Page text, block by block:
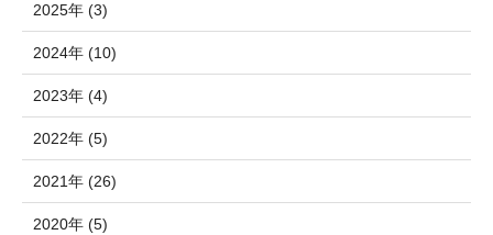
2025年 (3)
2024年 (10)
2023年 (4)
2022年 (5)
2021年 (26)
2020年 (5)